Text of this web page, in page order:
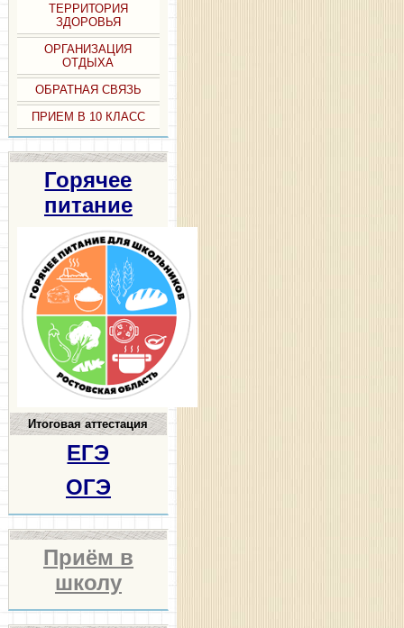
ТЕРРИТОРИЯ
ЗДОРОВЬЯ
ОРГАНИЗАЦИЯ
ОТДЫХА
ОБРАТНАЯ СВЯЗЬ
ПРИЕМ В 10 КЛАСС
Горячее
питание
Итоговая аттестация
ЕГЭ
ОГЭ
Приём в
школу